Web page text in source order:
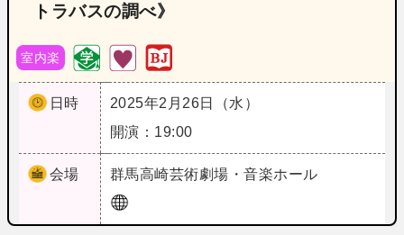
トラバスの調べ》
室内楽
日時
2025年2月26日（水）
開演：19:00
会場 群馬高崎芸術劇場・音楽ホール